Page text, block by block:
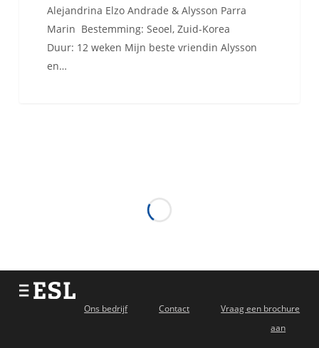
Alejandrina Elzo Andrade & Alysson Parra
Marin Bestemming: Seoel, Zuid-Korea
Duur: 12 weken Mijn beste vriendin Alysson
en…
Ons bedrijf Contact
Vraag een brochure
aan